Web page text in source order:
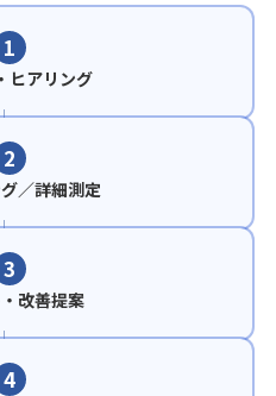
1
ヒアリング
2
／詳細測定
3
改善提案
4